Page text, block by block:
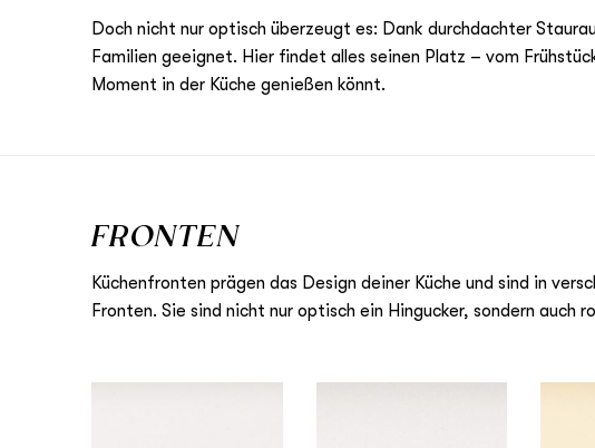
Doch nicht nur optisch überzeugt es: Dank durchdachter
Familien geeignet. Hier findet alles seinen Platz – vom
Moment in der Küche genießen könnt.
FRONTEN
Küchenfronten prägen das Design deiner Küche und sind in
Fronten. Sie sind nicht nur optisch ein Hingucker, sondern